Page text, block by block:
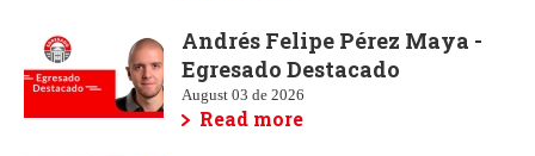
Andrés Felipe Pérez Maya -
Egresado Destacado
August 03 de 2026
Read more